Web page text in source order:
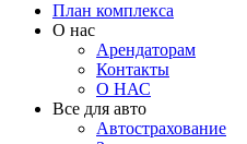
План комплекса
О нас
Арендаторам
Контакты
О НАС
Все для авто
Автострахование